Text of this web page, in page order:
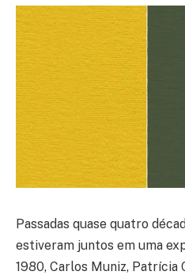
Passadas quase quatro
estiveram juntos em uma
1980, Carlos Muniz, Patrícia